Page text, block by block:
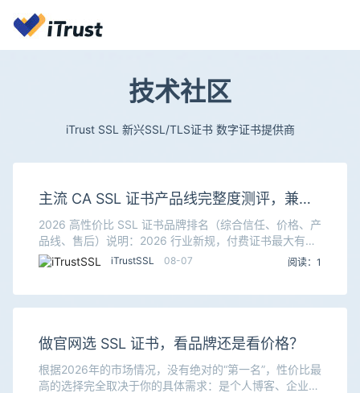
技术社区
iTrust SSL 新兴SSL/TLS证书 数字证书提供商
主流 CA SSL 证书产品线完整度测评，兼顾
成本与安全怎么选
2026 高性价比 SSL 证书品牌排名（综合信任、价格、产
品线、售后）说明：2026 行业新规，付费证书最大有效
期199 天（约 6 个半月），按年订阅，后台自动重签，
iTrustSSL 08-07 阅读：1
做官网选 SSL 证书，看品牌还是看价格？
根据2026年的市场情况，没有绝对的“第一名”，性价比最
高的选择完全取决于你的具体需求：是个人博客、企业官